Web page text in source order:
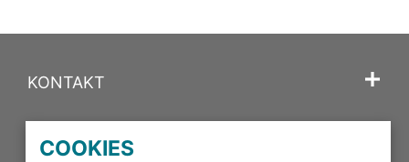
KONTAKT
COOKIES